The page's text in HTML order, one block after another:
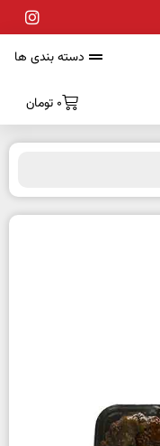
دسته بندی ها
0 تومان